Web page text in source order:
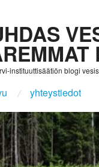
instituuttisäätiön blogi
yhteystiedot